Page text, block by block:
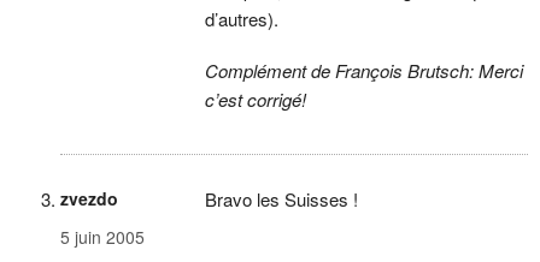
d’autres).
Complément de François Brutsch: Merci
c’est corrigé!
zvezdo
5 juin 2005
Bravo les Suisses !